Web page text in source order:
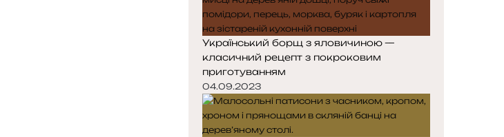
Український борщ з яловичиною —
класичний рецепт з покроковим
приготуванням
04.09.2023